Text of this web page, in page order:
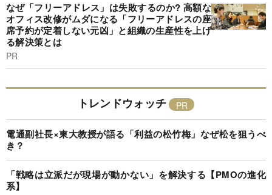
なぜ「フリーアドレス」は失敗するのか? 高額な
オフィス改修がムダになる「フリーアドレスの座
席予約が定着しない元凶」と組織の生産性を上げ
る解決策とは
PR
トレンドウォッチ
電通副社長×東大教授が語る「利益の松竹梅」なぜ松を狙うべ
き？
「戦略は立派だが現場が動かない」を解決する【PMOの進化
系】